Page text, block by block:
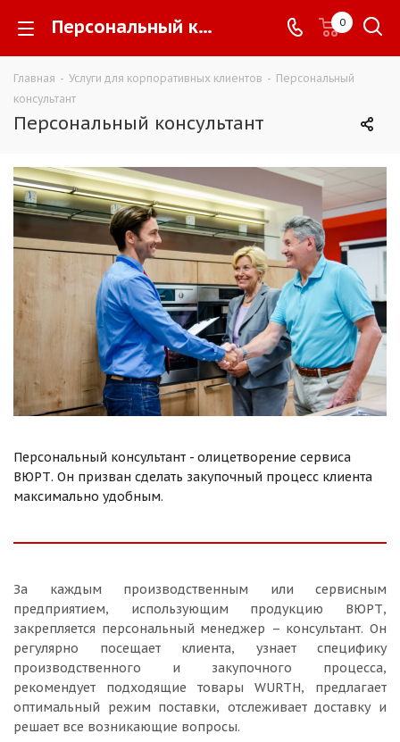
Персональный консультант - 0
Главная - Услуги для корпоративных клиентов - Персональный
консультант
Персональный консультант
Персональный консультант - олицетворение сервиса
ВЮРТ. Он призван сделать закупочный процесс клиента
максимально удобным.
За каждым производственным или сервисным
предприятием, использующим продукцию ВЮРТ,
закрепляется персональный менеджер – консультант. Он
регулярно посещает клиента, узнает специфику
производственного и закупочного процесса,
рекомендует подходящие товары WURTH, предлагает
оптимальный режим поставки, отслеживает доставку и
решает все возникающие вопросы.